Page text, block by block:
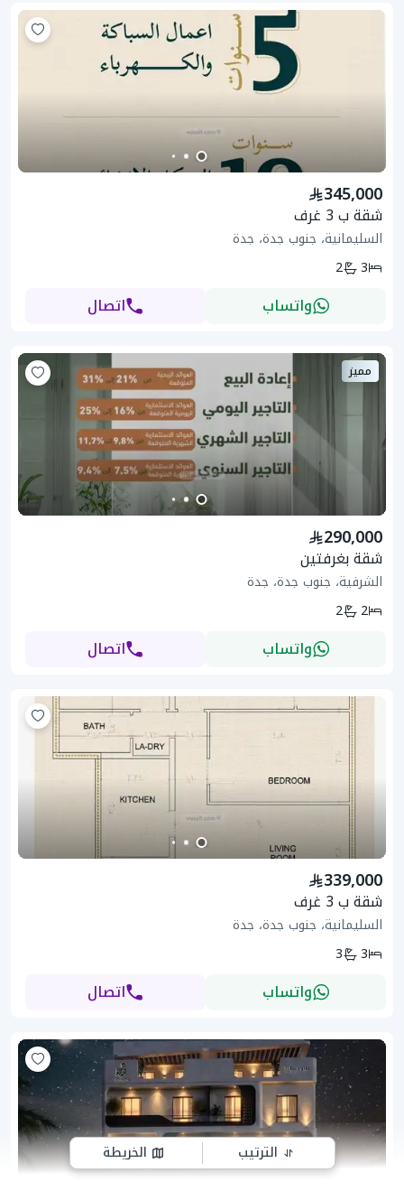
الترتيب الخريطة
345,000
شقة ب 3 غرف
السليمانية، جنوب جدة، جدة
3
2
واتساب اتصال
مميز
290,000
شقة بغرفتين
الشرفية، جنوب جدة، جدة
2
2
واتساب اتصال
339,000
شقة ب 3 غرف
السليمانية، جنوب جدة، جدة
3
3
واتساب اتصال